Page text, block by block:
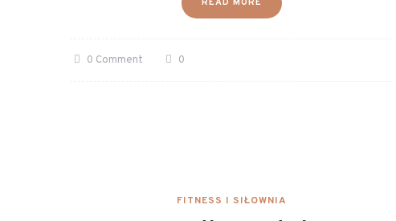
READ MORE
0 Comment 0
FITNESS I SIŁOWNIA